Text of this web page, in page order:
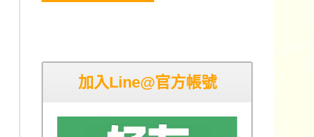
加入Line@官方帳號